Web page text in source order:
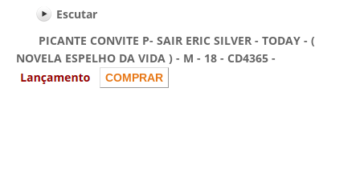
Escutar
PICANTE CONVITE P- SAIR ERIC SILVER - TODAY - (
NOVELA ESPELHO DA VIDA ) - M - 18 - CD4365 -